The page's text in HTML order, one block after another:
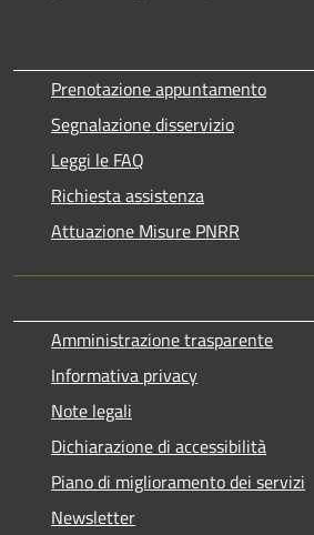
Prenotazione appuntamento
Segnalazione disservizio
Leggi le FAQ
Richiesta assistenza
Attuazione Misure PNRR
Amministrazione trasparente
Informativa privacy
Note legali
Dichiarazione di accessibilità
Piano di miglioramento dei servizi
Newsletter